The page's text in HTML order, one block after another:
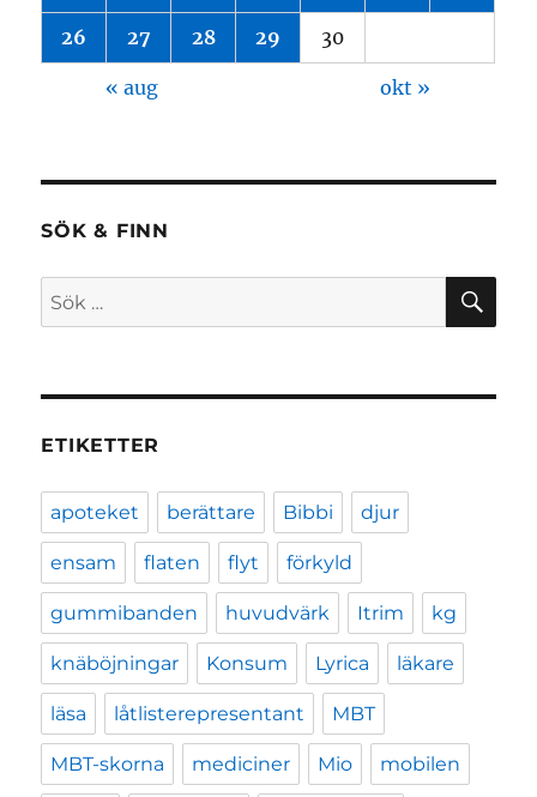
26 27 28 29 30
« aug okt »
SÖK & FINN
Sök
efter:
ETIKETTER
apoteket berättare Bibbi djur
ensam flaten flyt förkyld
gummibanden huvudvärk Itrim kg
knäböjningar Konsum Lyrica läkare
läsa låtlisterepresentant MBT
MBT-skorna mediciner Mio mobilen